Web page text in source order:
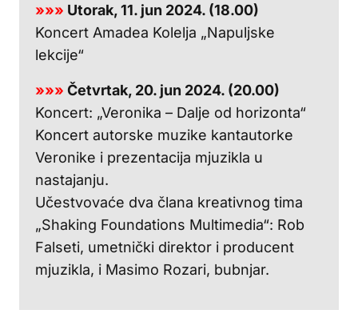
»»» Utorak, 11. jun 2024. (18.00)
Koncert Amadea Kolelja „Napuljske
lekcije“
»»» Četvrtak, 20. jun 2024. (20.00)
Koncert: „Veronika – Dalje od horizonta“
Koncert autorske muzike kantautorke
Veronike i prezentacija mjuzikla u
nastajanju.
Učestvovaće dva člana kreativnog tima
„Shaking Foundations Multimedia“: Rob
Falseti, umetnički direktor i producent
mjuzikla, i Masimo Rozari, bubnjar.